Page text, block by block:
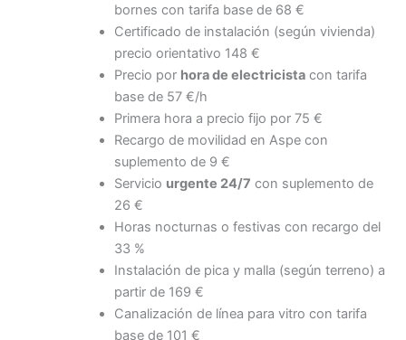
bornes con tarifa base de 68 €
Certificado de instalación (según vivienda)
precio orientativo 148 €
Precio por hora de electricistacon tarifa
base de 57 €/h
Primera hora a precio fijo por 75 €
Recargo de movilidad en Aspe con
suplemento de 9 €
Servicio urgente 24/7 con suplemento de
26 €
Horas nocturnas o festivas con recargo del
33 %
Instalación de pica y malla (según terreno) a
partir de 169 €
Canalización de línea para vitro con tarifa
base de 101 €